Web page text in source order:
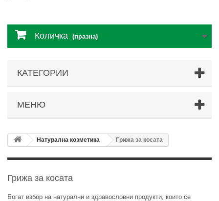
Количка (празна)
КАТЕГОРИИ
МЕНЮ
Натурална козметика Грижа за косата
Грижа за косата
Богат избор на натурални и здравословни продукти, които се